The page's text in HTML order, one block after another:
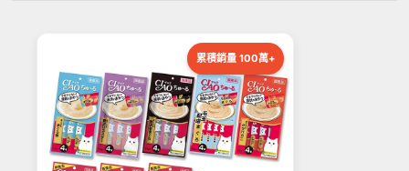
累積銷量 100萬+